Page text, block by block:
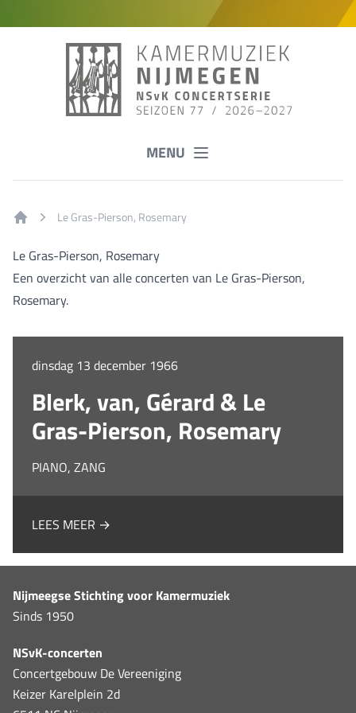
MENU
Le Gras-Pierson, Rosemary
Le Gras-Pierson, Rosemary
Een overzicht van alle concerten van Le Gras-Pierson,
Rosemary.
dinsdag 13 december 1966
Blerk, van, Gérard & Le
Gras-Pierson, Rosemary
PIANO, ZANG
LEES MEER →
Nijmeegse Stichting voor Kamermuziek
Sinds 1950
NSvK-concerten
Concertgebouw De Vereeniging
Keizer Karelplein 2d